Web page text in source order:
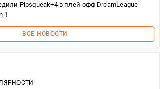
Pipsqueak+4 в плей-офф DreamLeague
1
ВСЕ НОВОСТИ